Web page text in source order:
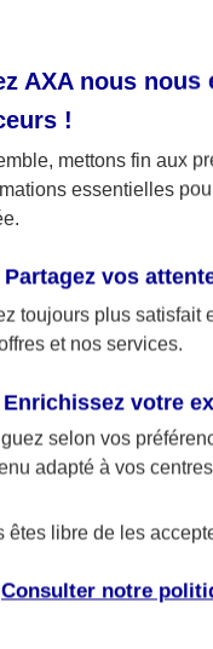
précédente
Fermer le
AXA nous
!
mettons fin aux
essentielles
Partagez vos
toujours plus satisfait
et nos services.
Enrichissez votre
selon vos
adapté à vos
êtes libre de les
Consulter notre